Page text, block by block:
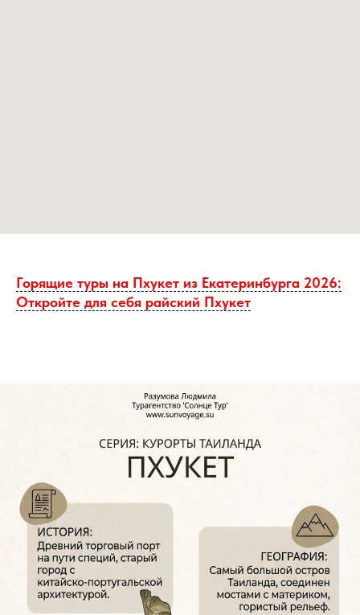
Горящие туры на Пхукет из Екатеринбурга 2026:
Откройте для себя райский Пхукет